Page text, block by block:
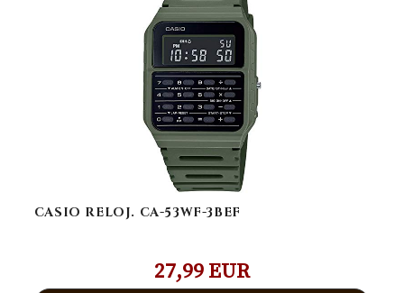
CASIO RELOJ. CA-53WF-3BEF
27,99 EUR